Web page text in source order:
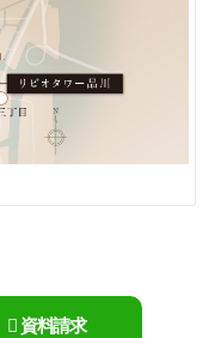
資料請求